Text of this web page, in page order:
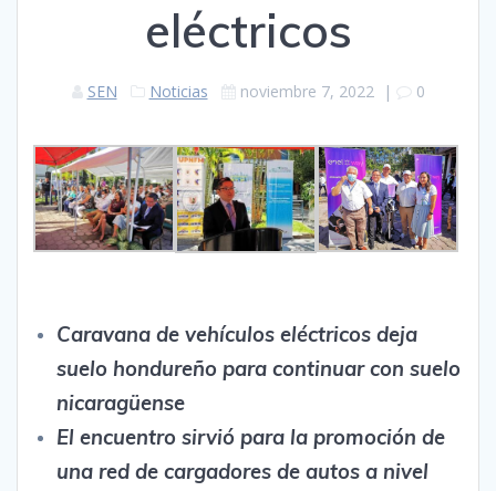
eléctricos
SEN Noticias noviembre 7, 2022| 0
Caravana de vehículos eléctricos deja
suelo hondureño para continuar con suelo
nicaragüense
El encuentro sirvió para la promoción de
una red de cargadores de autos a nivel